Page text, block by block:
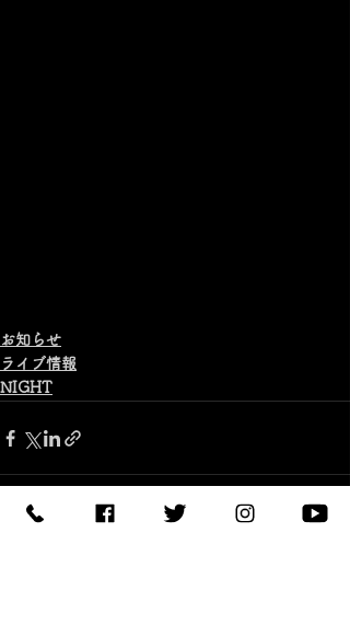
お知らせ
ライブ情報
NIGHT